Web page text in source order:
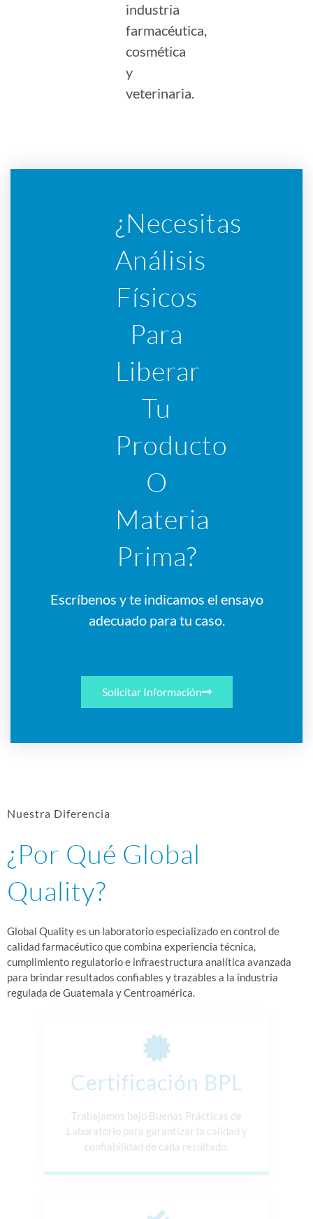
industria
farmacéutica,
cosmética
y
veterinaria.
¿Necesitas
Análisis
Físicos
Para
Liberar
Tu
Producto
O
Materia
Prima?
Escríbenos y te indicamos el ensayo
adecuado para tu caso.
Solicitar Información
Nuestra Diferencia
¿Por Qué Global
Quality?
Global Quality es un laboratorio especializado en control de
calidad farmacéutico que combina experiencia técnica,
cumplimiento regulatorio e infraestructura analítica avanzada
para brindar resultados confiables y trazables a la industria
regulada de Guatemala y Centroamérica.
Certificación BPL
Trabajamos bajo Buenas Prácticas de
Laboratorio para garantizar la calidad y
confiabilidad de cada resultado.